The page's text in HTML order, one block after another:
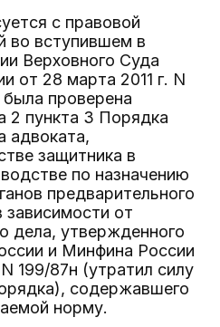
с правовой
во вступившем в
Верховного Суда
от 28 марта 2011 г. N
проверена
2 пункта 3 Порядка
адвоката,
защитника в
по назначению
предварительного
зависимости от
дела, утвержденного
и Минфина России
199/87н (утратил силу
содержавшего
норму.